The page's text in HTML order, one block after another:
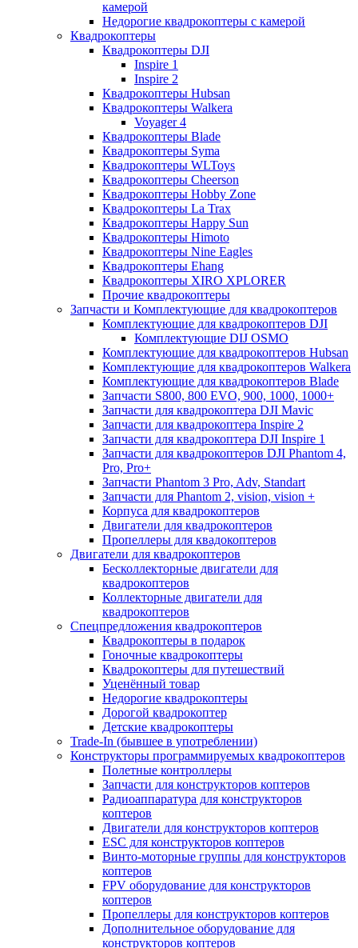
камерой
Недорогие квадрокоптеры с камерой
Квадрокоптеры
Квадрокоптеры DJI
Inspire 1
Inspire 2
Квадрокоптеры Hubsan
Квадрокоптеры Walkera
Voyager 4
Квадрокоптеры Blade
Квадрокоптеры Syma
Квадрокоптеры WLToys
Квадрокоптеры Cheerson
Квадрокоптеры Hobby Zone
Квадрокоптеры La Trax
Квадрокоптеры Happy Sun
Квадрокоптеры Himoto
Квадрокоптеры Nine Eagles
Квадрокоптеры Ehang
Квадрокоптеры XIRO XPLORER
Прочие квадрокоптеры
Запчасти и Комплектующие для квадрокоптеров
Комплектующие для квадрокоптеров DJI
Комплектующие DIJ OSMO
Комплектующие для квадрокоптеров Hubsan
Комплектующие для квадрокоптеров Walkera
Комплектующие для квадрокоптеров Blade
Запчасти S800, 800 EVO, 900, 1000, 1000+
Запчасти для квадрокоптера DJI Mavic
Запчасти для квадрокоптера Inspire 2
Запчасти для квадрокоптера DJI Inspire 1
Запчасти для квадрокоптеров DJI Phantom 4,
Pro, Pro+
Запчасти Phantom 3 Pro, Adv, Standart
Запчасти для Phantom 2, vision, vision +
Корпуса для квадрокоптеров
Двигатели для квадрокоптеров
Пропеллеры для квадокоптеров
Двигатели для квадрокоптеров
Бесколлекторные двигатели для
квадрокоптеров
Коллекторные двигатели для
квадрокоптеров
Спецпредложения квадрокоптеров
Квадрокоптеры в подарок
Гоночные квадрокоптеры
Квадрокоптеры для путешествий
Уценённый товар
Недорогие квадрокоптеры
Дорогой квадрокоптер
Детские квадрокоптеры
Trade-In (бывшее в употреблении)
Конструкторы программируемых квадрокоптеров
Полетные контроллеры
Запчасти для конструкторов коптеров
Радиоаппаратура для конструкторов
коптеров
Двигатели для конструкторов коптеров
ESC для конструкторов коптеров
Винто-моторные группы для конструкторов
коптеров
FPV оборудование для конструкторов
коптеров
Пропеллеры для конструкторов коптеров
Дополнительное оборудование для
конструкторов коптеров